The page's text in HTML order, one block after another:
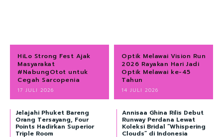
HiLo Strong Fest Ajak
Masyarakat
#NabungOtot untuk
Cegah Sarcopenia
17 JULI 2026
Optik Melawai Vision Run
2026 Rayakan Hari Jadi
Optik Melawai ke-45
Tahun
14 JULI 2026
Jelajahi Phuket Bareng
Orang Tersayang, Four
Points Hadirkan Superior
Triple Room
Annisaa Ghina Rilis Debut
Runway Perdana Lewat
Koleksi Bridal “Whispering
Clouds” di Indonesia